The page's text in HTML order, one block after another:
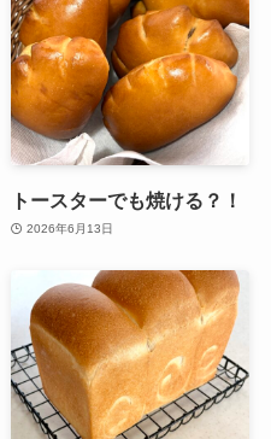
トースターでも焼ける？！
2026年6月13日